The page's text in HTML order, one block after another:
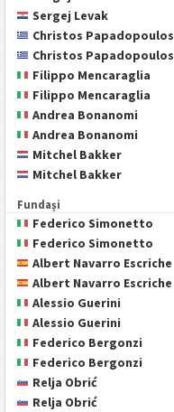
Sergej Levak
Christos Papadopoulos
Christos Papadopoulos
Filippo Mencaraglia
Filippo Mencaraglia
Andrea Bonanomi
Andrea Bonanomi
Mitchel Bakker
Mitchel Bakker
Fundași
Federico Simonetto
Federico Simonetto
Albert Navarro Escriche
Albert Navarro Escriche
Alessio Guerini
Alessio Guerini
Federico Bergonzi
Federico Bergonzi
Relja Obrić
Relja Obrić